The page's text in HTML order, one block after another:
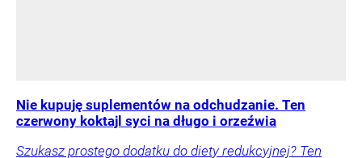
Nie kupuję suplementów na odchudzanie. Ten
czerwony koktajl syci na długo i orzeźwia
Szukasz prostego dodatku do diety redukcyjnej? Ten